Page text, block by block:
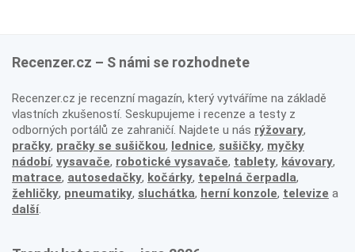
Recenzer.cz – S námi se rozhodnete
Recenzer.cz je recenzní magazín, který vytváříme na základě
vlastních zkušeností. Seskupujeme i recenze a testy z
odborných portálů ze zahraničí. Najdete u nás rýžovary,
pračky, pračky se sušičkou, lednice, sušičky, myčky
nádobí, vysavače, robotické vysavače, tablety, kávovary,
matrace, autosedačky, kočárky, tepelná čerpadla,
žehličky, pneumatiky, sluchátka, herní konzole, televize a
další.